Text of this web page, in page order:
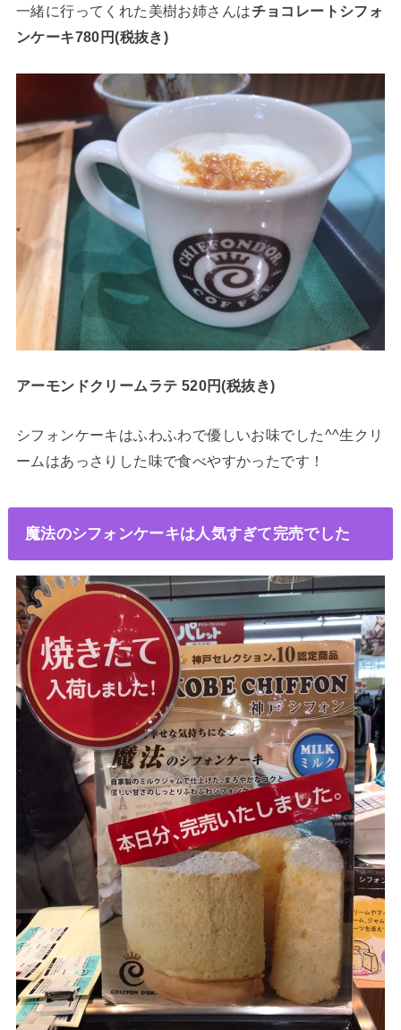
一緒に行ってくれた美樹お姉さんはチョコレートシフォ
ンケーキ780円(税抜き)
アーモンドクリームラテ 520円(税抜き)
シフォンケーキはふわふわで優しいお味でした^^生クリ
ームはあっさりした味で食べやすかったです！
魔法のシフォンケーキは人気すぎて完売でした